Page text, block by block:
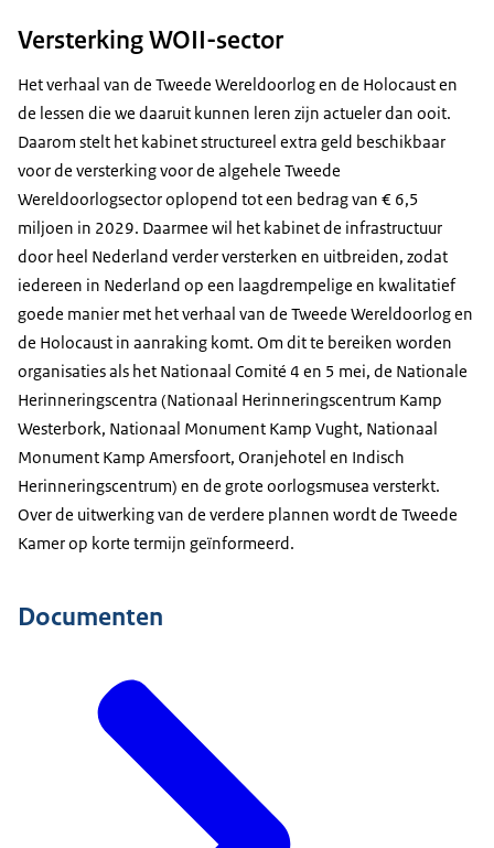
Versterking WOII-sector
Het verhaal van de Tweede Wereldoorlog en de Holocaust en
de lessen die we daaruit kunnen leren zijn actueler dan ooit.
Daarom stelt het kabinet structureel extra geld beschikbaar
voor de versterking voor de algehele Tweede
Wereldoorlogsector oplopend tot een bedrag van € 6,5
miljoen in 2029. Daarmee wil het kabinet de infrastructuur
door heel Nederland verder versterken en uitbreiden, zodat
iedereen in Nederland op een laagdrempelige en kwalitatief
goede manier met het verhaal van de Tweede Wereldoorlog en
de Holocaust in aanraking komt. Om dit te bereiken worden
organisaties als het Nationaal Comité 4 en 5 mei, de Nationale
Herinneringscentra (Nationaal Herinneringscentrum Kamp
Westerbork, Nationaal Monument Kamp Vught, Nationaal
Monument Kamp Amersfoort, Oranjehotel en Indisch
Herinneringscentrum) en de grote oorlogsmusea versterkt.
Over de uitwerking van de verdere plannen wordt de Tweede
Kamer op korte termijn geïnformeerd.
Documenten